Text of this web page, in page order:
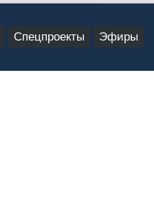
Спецпроекты Эфиры